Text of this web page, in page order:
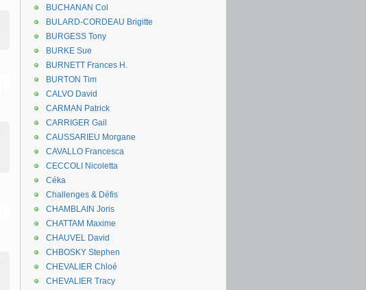
BUCHANAN Col
BULARD-CORDEAU Brigitte
BURGESS Tony
BURKE Sue
BURNETT Frances H.
BURTON Tim
CALVO David
CARMAN Patrick
CARRIGER Gail
CAUSSARIEU Morgane
CAVALLO Francesca
CECCOLI Nicoletta
Céka
Challenges & Défis
CHAMBLAIN Joris
CHATTAM Maxime
CHAUVEL David
CHBOSKY Stephen
CHEVALIER Chloé
CHEVALIER Tracy